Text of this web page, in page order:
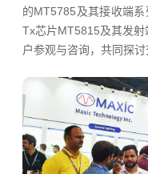
的MT5785及其接收端
Tx芯片MT5815及其发
户参观与咨询，共同探讨